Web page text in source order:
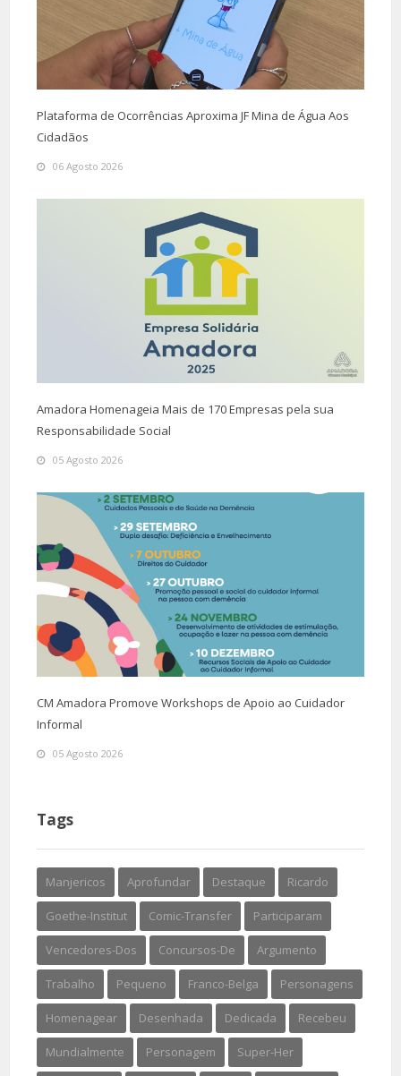
Plataforma de Ocorrências Aproxima JF Mina de Água Aos
Cidadãos
06 Agosto 2026
Amadora Homenageia Mais de 170 Empresas pela sua
Responsabilidade Social
05 Agosto 2026
CM Amadora Promove Workshops de Apoio ao Cuidador
Informal
05 Agosto 2026
Tags
Manjericos Aprofundar Destaque Ricardo
Goethe-Institut Comic-Transfer Participaram
Vencedores-Dos Concursos-De Argumento
Trabalho Pequeno Franco-Belga Personagens
Homenagear Desenhada Dedicada Recebeu
Mundialmente Personagem Super-Her